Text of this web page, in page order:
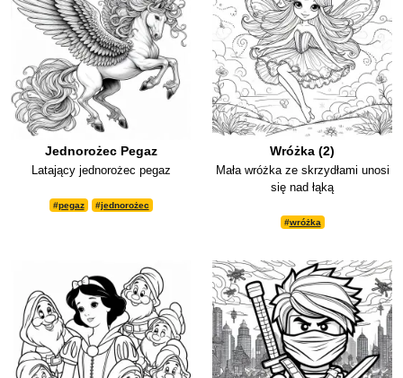
Jednorożec Pegaz
Latający jednorożec pegaz
#pegaz #jednorożec
Wróżka (2)
Mała wróżka ze skrzydłami unosi
się nad łąką
#wróżka